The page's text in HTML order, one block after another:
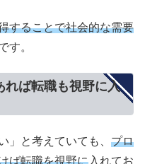
することで社会的な需要
す。
れば転職も視野に入
」と考えていても、 プロ
ば転職を視野に入れてお